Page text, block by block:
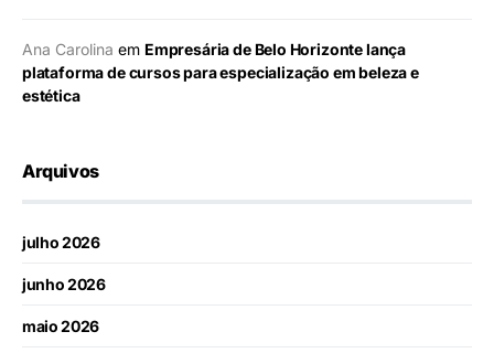
Ana Carolina em Empresária de Belo Horizonte lança
plataforma de cursos para especialização em beleza e
estética
Arquivos
julho 2026
junho 2026
maio 2026